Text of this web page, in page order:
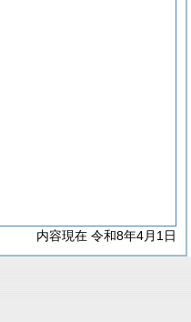
内容現在 令和8年4月1日